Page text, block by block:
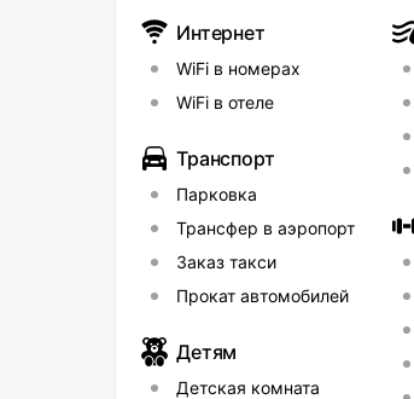
открывается
стилях модерн,
декоративными
Отдельные ванные
столиком и видом на море.
кабинет, фитнес - клуб. На
удачно подобранная
выходным на сцене
регистрации работает
любезно порекомендует
Интернет
WiFi в номерах
WiFi в отеле
Транспорт
Парковка
Трансфер в аэропорт
Заказ такси
Прокат автомобилей
Детям
Детская комната